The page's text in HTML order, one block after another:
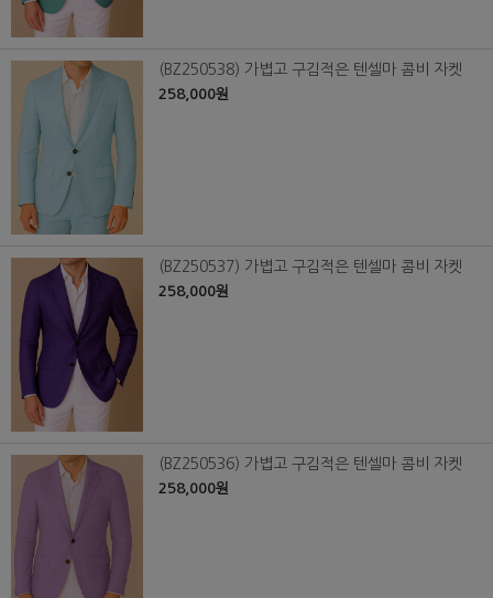
(BZ250538) 가볍고 구김적은 텐셀마 콤비 자켓
258,000원
(BZ250537) 가볍고 구김적은 텐셀마 콤비 자켓
258,000원
(BZ250536) 가볍고 구김적은 텐셀마 콤비 자켓
258,000원